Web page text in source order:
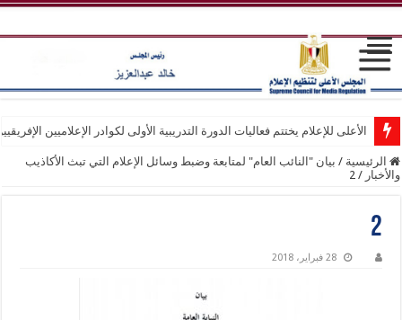
الأعلى للإعلام يختتم فعاليات الدورة التدريبية الأولى لكوادر الإعلاميين
الرئيسية / بيان "النائب العام" لمتابعة وضبط وسائل الإعلام التي تبث الأكاذيب
والأخبار /
2
2
28 فبراير، 2018